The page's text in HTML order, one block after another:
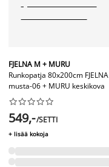
FJELNA M + MURU
Runkopatja 80x200cm FJELNA
musta-06 + MURU keskikova






549,-/SETTI
+ lisää kokoja